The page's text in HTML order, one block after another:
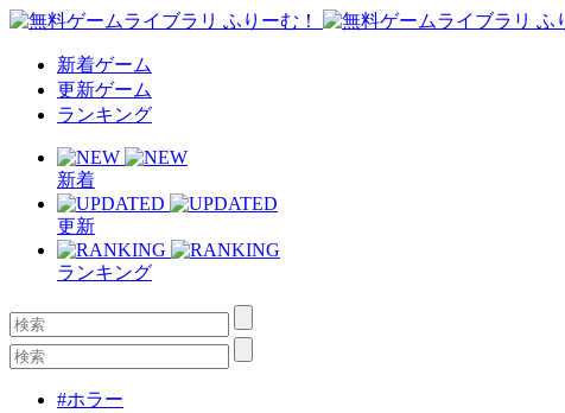
新着ゲーム
更新ゲーム
ランキング
新着
更新
ランキング
#ホラー